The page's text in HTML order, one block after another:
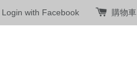
Login with Facebook 購物車